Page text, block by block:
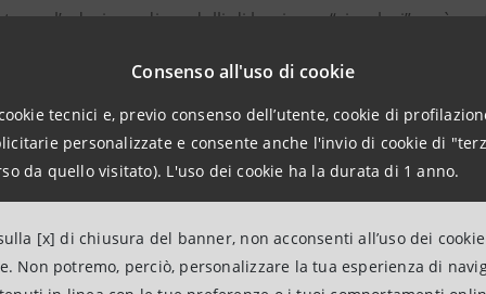
Consenso all'uso di cookie
tecnici e, previo consenso dell’utente, cookie di
personalizzate e consente anche l'invio di cookie di
da quello visitato). L'uso dei cookie ha la durata di 1 anno.
[x] di chiusura del banner, non acconsenti all’uso dei
Non potremo, perciò, personalizzare la tua esperienza di
l’adozione di modelli di business “circolari” sarà
premesse sono già attivi i nuovi S-Loans, che si
in Circular Economy. Si tratta di una linea specifica di
la transizione sostenibile, che in pochi mesi dalla
di euro per progetti realizzati da piccole e medie
linea verso la transizione sostenibile riguarda gli
del patrimonio immobiliare italiano. Intesa
dei crediti fiscali legati al Superbonus previsto dal